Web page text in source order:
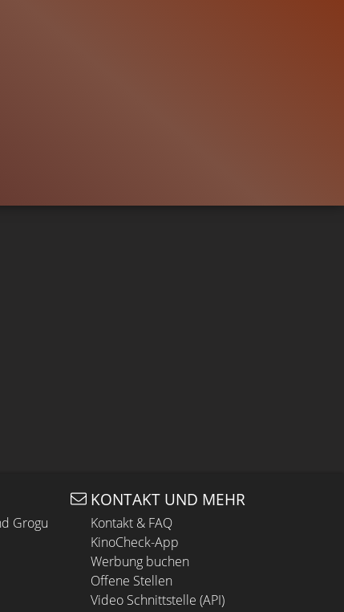
Grogu
KONTAKT UND MEHR
Kontakt & FAQ
KinoCheck-App
Werbung buchen
Offene Stellen
Video Schnittstelle (API)